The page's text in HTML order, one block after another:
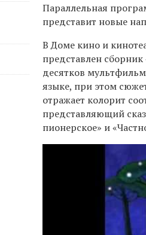
Параллельная
представит новые
В Доме кино и
представлен
десятков
языке, при этом
отражает колорит
представляющий
пионерское» и